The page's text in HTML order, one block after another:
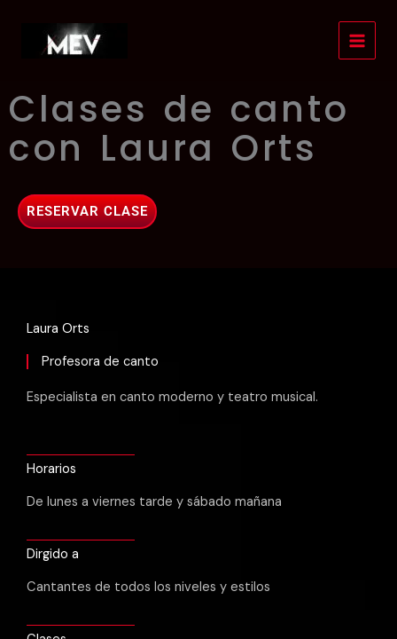
contenido
Clases de canto
con Laura Orts
RESERVAR CLASE
Laura Orts
Profesora de canto
Especialista en canto moderno y teatro musical.
Horarios
De lunes a viernes tarde y sábado mañana
Dirgido a
Cantantes de todos los niveles y estilos